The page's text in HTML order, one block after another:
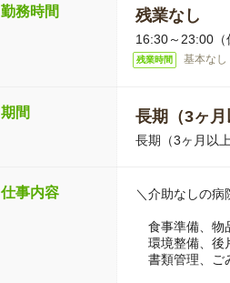
勤務時間 残業なし
16:30～23:00（
残業時間 基本なし
期間 長期（3ヶ月
長期（3ヶ月以上
仕事内容 ＼介助なしの病
食事準備、物
環境整備、後
書類管理、